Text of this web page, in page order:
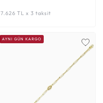
7.626 TL x 3 taksit
AYNI GÜN KARGO